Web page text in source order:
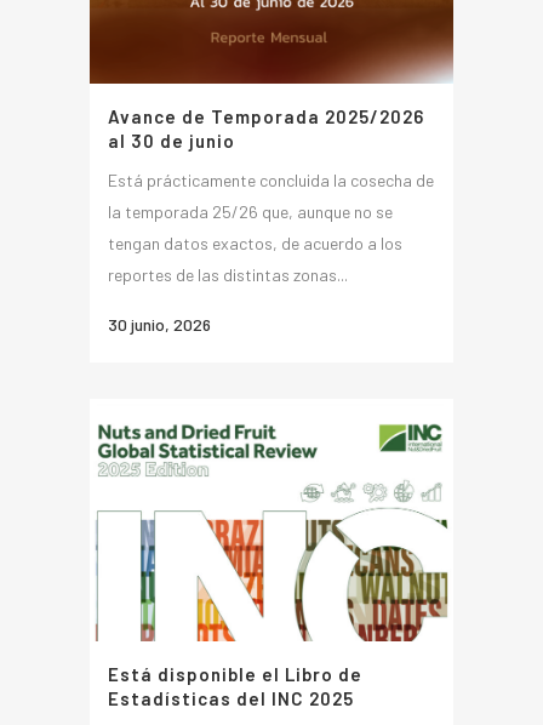
Avance de Temporada 2025/2026
al 30 de junio
Está prácticamente concluida la cosecha de
la temporada 25/26 que, aunque no se
tengan datos exactos, de acuerdo a los
reportes de las distintas zonas...
30 junio, 2026
Está disponible el Libro de
Estadísticas del INC 2025